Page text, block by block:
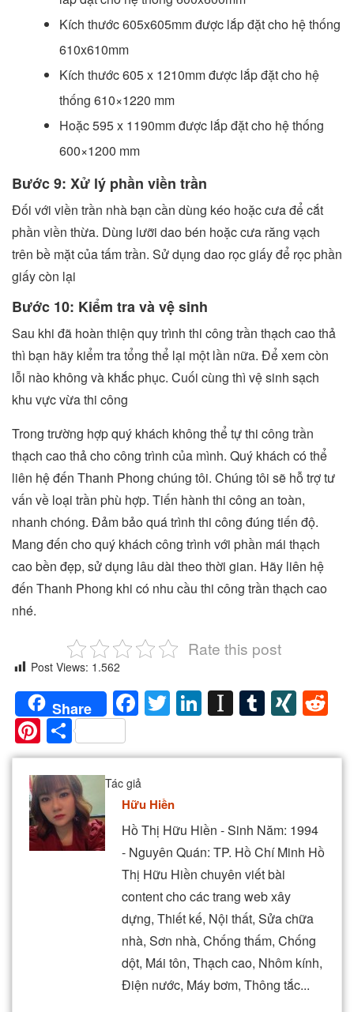
Kích thước 605x605mm được lắp đặt cho hệ thống
610x610mm
Kích thước 605 x 1210mm được lắp đặt cho hệ
thống 610×1220 mm
Hoặc 595 x 1190mm được lắp đặt cho hệ thống
600×1200 mm
Bước 9: Xử lý phần viền trần
Đối với viền trần nhà bạn cần dùng kéo hoặc cưa để cắt
phần viền thừa. Dùng lưỡi dao bén hoặc cưa răng vạch
trên bề mặt của tấm trần. Sử dụng dao rọc giấy để rọc phần
giấy còn lại
Bước 10: Kiểm tra và vệ sinh
Sau khi đã hoàn thiện quy trình thi công trần thạch cao thả
thì bạn hãy kiểm tra tổng thể lại một lần nữa. Để xem còn
lỗi nào không và khắc phục. Cuối cùng thì vệ sinh sạch
khu vực vừa thi công
Trong trường hợp quý khách không thể tự thi công trần
thạch cao thả cho công trình của mình. Quý khách có thể
liên hệ đến Thanh Phong chúng tôi. Chúng tôi sẽ hỗ trợ tư
vấn về loại trần phù hợp. Tiến hành thi công an toàn,
nhanh chóng. Đảm bảo quá trình thi công đúng tiến độ.
Mang đến cho quý khách công trình với phần mái thạch
cao bền đẹp, sử dụng lâu dài theo thời gian. Hãy liên hệ
đến Thanh Phong khi có nhu cầu thi công trần thạch cao
nhé.
Rate this post
Post Views: 1.562
Share Facebook
Twitter
LinkedIn
Instapaper
Tumblr
Pinterest
Share
Tác giả
Hữu Hiền
Hồ Thị Hữu Hiền - Sinh Năm: 1994
- Nguyên Quán: TP. Hồ Chí Minh Hồ
Thị Hữu Hiền chuyên viết bài
content cho các trang web xây
dựng, Thiết kế, Nội thất, Sửa chữa
nhà, Sơn nhà, Chống thấm, Chống
dột, Mái tôn, Thạch cao, Nhôm kính,
Điện nước, Máy bơm, Thông tắc...